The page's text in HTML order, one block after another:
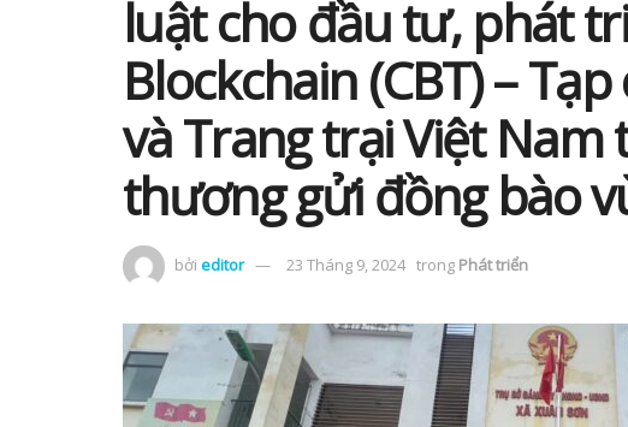
luật cho đầu tư, phát
Blockchain (CBT) –
và Trang trại Việt Nam
thương gửi đồng bào
bởi editor 23 Tháng 9, 2024 trong Phát triển